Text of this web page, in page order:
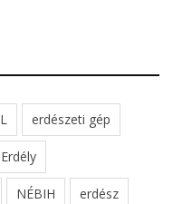
erdészeti gép
Erdély
NÉBIH erdész